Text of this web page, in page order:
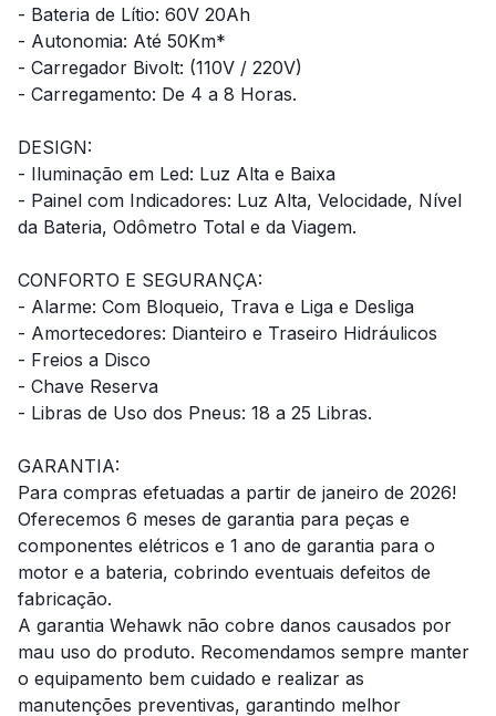
- Bateria de Lítio: 60V 20Ah
- Autonomia: Até 50Km*
- Carregador Bivolt: (110V / 220V)
- Carregamento: De 4 a 8 Horas.
DESIGN:
- Iluminação em Led: Luz Alta e Baixa
- Painel com Indicadores: Luz Alta, Velocidade, Nível
da Bateria, Odômetro Total e da Viagem.
CONFORTO E SEGURANÇA:
- Alarme: Com Bloqueio, Trava e Liga e Desliga
- Amortecedores: Dianteiro e Traseiro Hidráulicos
- Freios a Disco
- Chave Reserva
- Libras de Uso dos Pneus: 18 a 25 Libras.
GARANTIA:
Para compras efetuadas a partir de janeiro de 2026!
Oferecemos 6 meses de garantia para peças e
componentes elétricos e 1 ano de garantia para o
motor e a bateria, cobrindo eventuais defeitos de
fabricação.
A garantia Wehawk não cobre danos causados por
mau uso do produto. Recomendamos sempre manter
o equipamento bem cuidado e realizar as
manutenções preventivas, garantindo melhor